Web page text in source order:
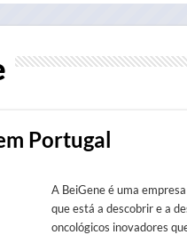
Portugal
A BeiGene é uma
que está a descobrir e a
oncológicos inovadores